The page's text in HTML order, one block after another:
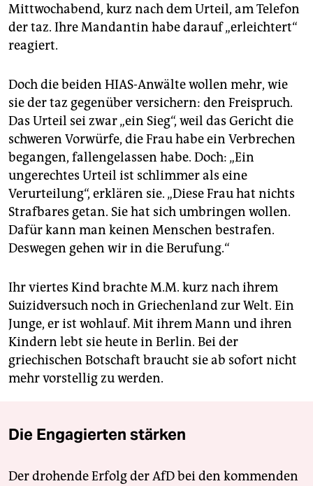
Mittwochabend, kurz nach dem Urteil, am Telefon
der taz. Ihre Mandantin habe darauf „erleichtert“
reagiert.
Doch die beiden HIAS-Anwälte wollen mehr, wie
sie der taz gegenüber versichern: den Freispruch.
Das Urteil sei zwar „ein Sieg“, weil das Gericht die
schweren Vorwürfe, die Frau habe ein Verbrechen
begangen, fallengelassen habe. Doch: „Ein
ungerechtes Urteil ist schlimmer als eine
Verurteilung“, erklären sie. „Diese Frau hat nichts
Strafbares getan. Sie hat sich umbringen wollen.
Dafür kann man keinen Menschen bestrafen.
Deswegen gehen wir in die Berufung.“
Ihr viertes Kind brachte M.M. kurz nach ihrem
Suizidversuch noch in Griechenland zur Welt. Ein
Junge, er ist wohlauf. Mit ihrem Mann und ihren
Kindern lebt sie heute in Berlin. Bei der
griechischen Botschaft braucht sie ab sofort nicht
mehr vorstellig zu werden.
Die Engagierten stärken
Der drohende Erfolg der AfD bei den kommenden